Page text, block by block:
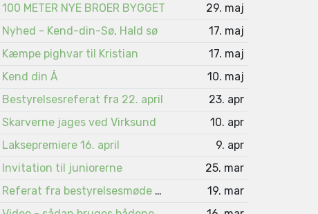
100 METER NYE BROER BYGGET
29. maj
Nyhed - Kend-din-Sø, Hald sø
17. maj
Kæmpe pighvar til Kristian
17. maj
Kend din Å
10. maj
Bestyrelsesreferat fra 22. april
23. apr
Skarverne jages ved Virksund
10. apr
Laksepremiere 16. april
9. apr
Invitation til juniorerne
25. mar
Referat fra bestyrelsesmøde 4. marts
19. mar